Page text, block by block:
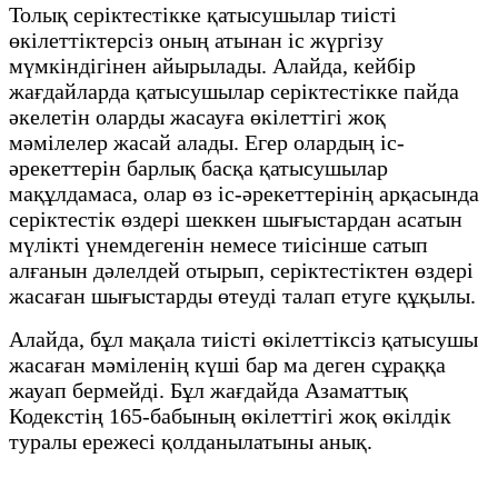
Толық серіктестікке қатысушылар тиісті
өкілеттіктерсіз оның атынан іс жүргізу
мүмкіндігінен айырылады. Алайда, кейбір
жағдайларда қатысушылар серіктестікке пайда
әкелетін оларды жасауға өкілеттігі жоқ
мәмілелер жасай алады. Егер олардың іс-
әрекеттерін барлық басқа қатысушылар
мақұлдамаса, олар өз іс-әрекеттерінің арқасында
серіктестік өздері шеккен шығыстардан асатын
мүлікті үнемдегенін немесе тиісінше сатып
алғанын дәлелдей отырып, серіктестіктен өздері
жасаған шығыстарды өтеуді талап етуге құқылы.
Алайда, бұл мақала тиісті өкілеттіксіз қатысушы
жасаған мәміленің күші бар ма деген сұраққа
жауап бермейді. Бұл жағдайда Азаматтық
Кодекстің 165-бабының өкілеттігі жоқ өкілдік
туралы ережесі қолданылатыны анық.